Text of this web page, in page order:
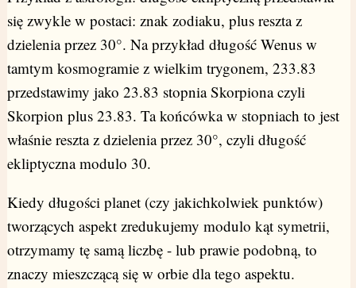
się zwykle w postaci: znak zodiaku, plus reszta z
dzielenia przez 30°. Na przykład długość Wenus w
tamtym kosmogramie z wielkim trygonem, 233.83
przedstawimy jako 23.83 stopnia Skorpiona czyli
Skorpion plus 23.83. Ta końcówka w stopniach to jest
właśnie reszta z dzielenia przez 30°, czyli długość
ekliptyczna modulo 30.
Kiedy długości planet (czy jakichkolwiek punktów)
tworzących aspekt zredukujemy modulo kąt symetrii,
otrzymamy tę samą liczbę - lub prawie podobną, to
znaczy mieszczącą się w orbie dla tego aspektu.